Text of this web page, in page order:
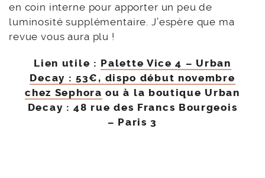
en coin interne pour apporter un peu de
luminosité supplémentaire. J’espère que ma
revue vous aura plu !
Lien utile : Palette Vice 4 – Urban
Decay : 53€, dispo début novembre
chez Sephora ou à la boutique Urban
Decay : 48 rue des Francs Bourgeois
– Paris 3